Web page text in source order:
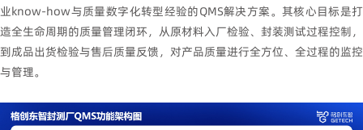
业know-how与质量数字化转型经验的QMS解决方案。其核心目标是打
造全生命周期的质量管理闭环，从原材料入厂检验、封装测试过程控制，
到成品出货检验与售后质量反馈，对产品质量进行全方位、全过程的监控
与管理。